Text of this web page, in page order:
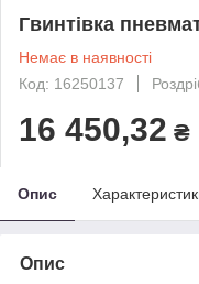
Гвинтівка
Немає в наявності
Код: 16250137
16 450,32 ₴
Опис
Опис